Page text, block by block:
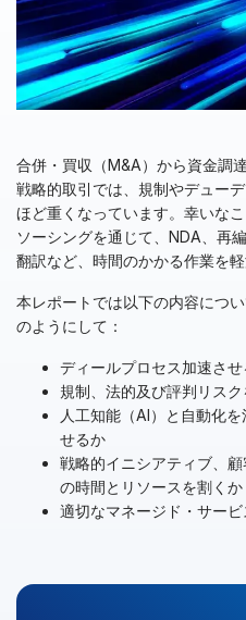
日本語
English
简体中文
Français
Deutsch
日本語
Português
Español
Italiano
Dutch
デモ
合併・買収（M&A）から資金調
戦略的取引では、規制やデュー
ほど重くなっています。幸いな
ソーシングを通じて、NDA、再
翻訳など、時間のかかる作業を
本レポートでは以下の内容につ
のようにして：
ディールプロセス加速さ
規制、法的及び評判リス
人工知能（AI）と自動化
せるか
戦略的イニシアティブ、
の時間とリソースを割くか
適切なマネージド・サー